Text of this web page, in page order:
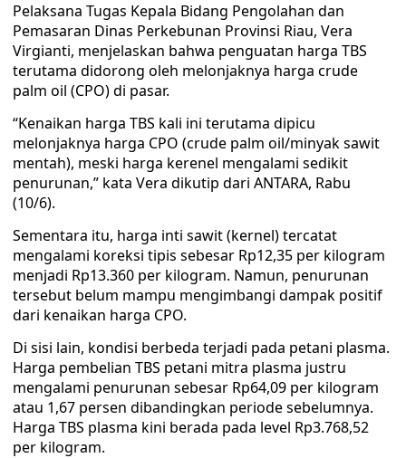
Pelaksana Tugas Kepala Bidang Pengolahan dan
Pemasaran Dinas Perkebunan Provinsi Riau, Vera
Virgianti, menjelaskan bahwa penguatan harga TBS
terutama didorong oleh melonjaknya harga crude
palm oil (CPO) di pasar.
“Kenaikan harga TBS kali ini terutama dipicu
melonjaknya harga CPO (crude palm oil/minyak sawit
mentah), meski harga kerenel mengalami sedikit
penurunan,” kata Vera dikutip dari ANTARA, Rabu
(10/6).
Sementara itu, harga inti sawit (kernel) tercatat
mengalami koreksi tipis sebesar Rp12,35 per kilogram
menjadi Rp13.360 per kilogram. Namun, penurunan
tersebut belum mampu mengimbangi dampak positif
dari kenaikan harga CPO.
Di sisi lain, kondisi berbeda terjadi pada petani plasma.
Harga pembelian TBS petani mitra plasma justru
mengalami penurunan sebesar Rp64,09 per kilogram
atau 1,67 persen dibandingkan periode sebelumnya.
Harga TBS plasma kini berada pada level Rp3.768,52
per kilogram.